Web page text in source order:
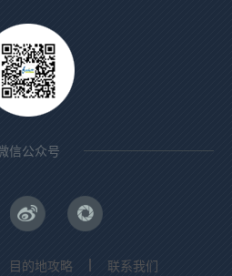
信公众号
目的地攻略 联系我们